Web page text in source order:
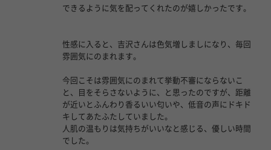
できるように気を配ってくれたのが嬉しかったです。
性感に入ると、吉沢さんは色気増しましになり、毎回
雰囲気にのまれます。
今回こそは雰囲気にのまれて挙動不審にならないこ
と、目をそらさないように、と思ったのですが、距離
が近いとふんわり香るいい匂いや、低音の声にドキド
キしてあたふたしていました。
人肌の温もりは気持ちがいいなと感じる、優しい時間
でした。